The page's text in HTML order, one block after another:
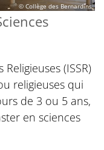
© Collège des Bernardins
(ISSR)
religieuses qui
de 3 ou 5 ans,
en sciences